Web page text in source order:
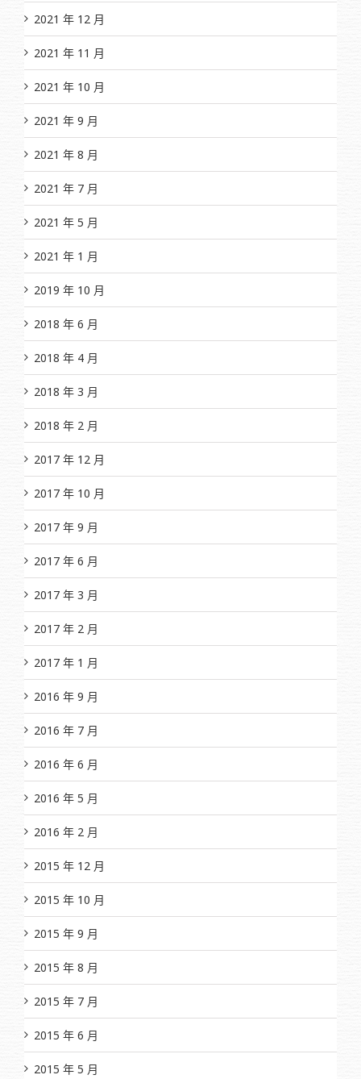
2021 年 12 月
2021 年 11 月
2021 年 10 月
2021 年 9 月
2021 年 8 月
2021 年 7 月
2021 年 5 月
2021 年 1 月
2019 年 10 月
2018 年 6 月
2018 年 4 月
2018 年 3 月
2018 年 2 月
2017 年 12 月
2017 年 10 月
2017 年 9 月
2017 年 6 月
2017 年 3 月
2017 年 2 月
2017 年 1 月
2016 年 9 月
2016 年 7 月
2016 年 6 月
2016 年 5 月
2016 年 2 月
2015 年 12 月
2015 年 10 月
2015 年 9 月
2015 年 8 月
2015 年 7 月
2015 年 6 月
2015 年 5 月